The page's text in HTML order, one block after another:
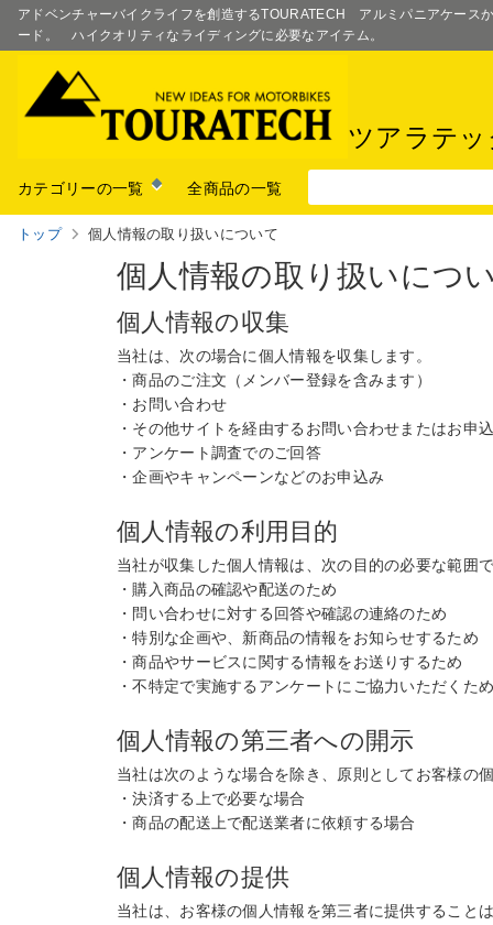
アドベンチャーバイクライフを創造するTOURATECH アルミパニアケース
ード。 ハイクオリティなライディングに必要なアイテム。
ツアラテ
カテゴリーの一覧 全商品の一覧
トップ 個人情報の取り扱いについて
個人情報の取り扱いにつ
個人情報の収集
当社は、次の場合に個人情報を収集します。
・商品のご注文（メンバー登録を含みます）
・お問い合わせ
・その他サイトを経由するお問い合わせまたはお申
・アンケート調査でのご回答
・企画やキャンペーンなどのお申込み
個人情報の利用目的
当社が収集した個人情報は、次の目的の必要な範囲
・購入商品の確認や配送のため
・問い合わせに対する回答や確認の連絡のため
・特別な企画や、新商品の情報をお知らせするため
・商品やサービスに関する情報をお送りするため
・不特定で実施するアンケートにご協力いただくた
個人情報の第三者への開示
当社は次のような場合を除き、原則としてお客様の
・決済する上で必要な場合
・商品の配送上で配送業者に依頼する場合
個人情報の提供
当社は、お客様の個人情報を第三者に提供すること